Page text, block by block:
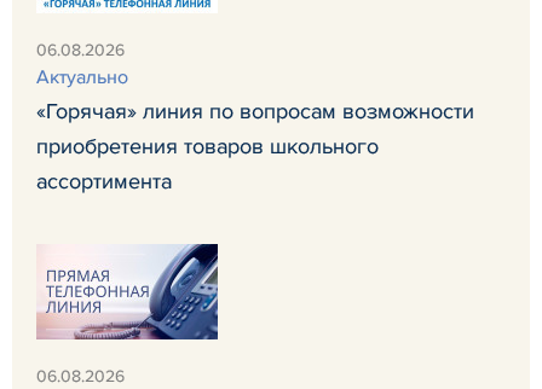
06.08.2026
Актуально
«Горячая» линия по вопросам возможности
приобретения товаров школьного
ассортимента
06.08.2026